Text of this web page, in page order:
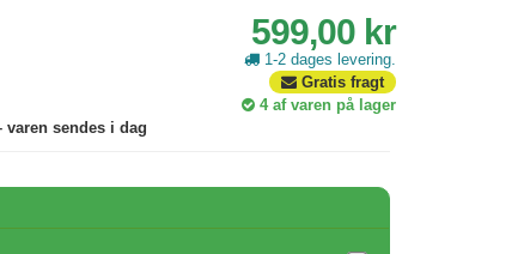
599,00 kr
1-2 dages levering.
Gratis fragt
4af varen på lager
sendes i dag